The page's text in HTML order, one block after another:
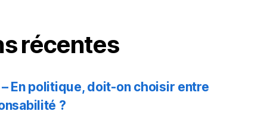
récentes
En politique, doit-on choisir entre
?